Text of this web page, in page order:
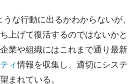
な行動に出るかわからないが、
上げて復活するのではないかと
業や組織にはこれまで通り最新
ィ情報を収集し、適切にシステ
まれている。